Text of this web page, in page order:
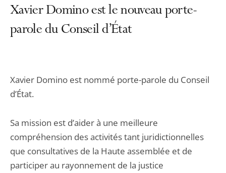
Xavier Domino est le nouveau porte-
parole du Conseil d’État
Xavier Domino est nommé porte-parole du Conseil
d’État.
Sa mission est d’aider à une meilleure
compréhension des activités tant juridictionnelles
que consultatives de la Haute assemblée et de
participer au rayonnement de la justice